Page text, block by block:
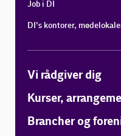
Job i DI
DI's kontorer,
Vi rådgiver dig
Kurser,
Brancher og